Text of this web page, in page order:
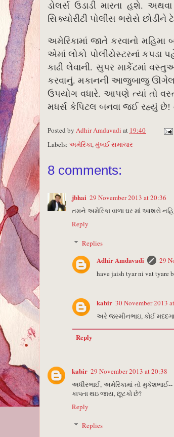
ડોલર્સ ઉડાડી મારતા હશે.
સિક્યોરીટી પોલીસ ભરોસે
અમેરિકામાં જાતે કરવાનો મહિમા
એમાં લોકો પોલીયેસ્ટરનાં કપડા
કાઢી લેવાની. સુપર માર્કેટમાં
કરવાનું. મકાનની આજુબાજુ ઊગેલ
ઉપયોગ વધારે. આપણે ત્યાં તો
મધર્સ કેપિટલ બનવા જઈ રહ્યું છે!
Posted by Adhir Amdavadi at 19:40
Labels: અમેરિકા,મુંબઈ સમાચાર
8 comments:
jbhai 29 November 2013 at 20:36
તમને અમેરિકા વાળા ઘર માં આશરો
Reply
Replies
Adhir Amdavadi
29
have jaish tyar ni vat tyare
kabir 30 November 2013
અરે જસ્મીનભાઇ, કોઈ
Reply
kabir 29 November 2013 at 20:38
અધીરભાઈ, અમેરિકામાં તો
કાપતા થઇ જાય, છૂટકો છે?
Reply
Replies